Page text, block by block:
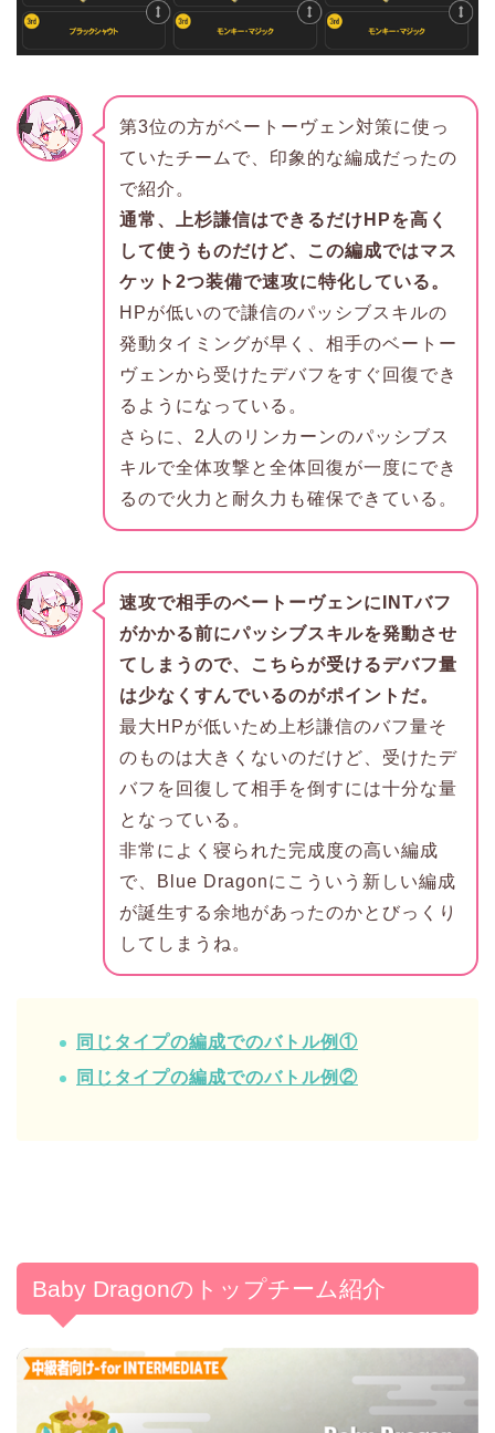
第3位の方がベートーヴェン対策に使っ
ていたチームで、印象的な編成だったの
で紹介。
通常、上杉謙信はできるだけHPを高く
して使うものだけど、この編成ではマス
ケット2つ装備で速攻に特化している。
HPが低いので謙信のパッシブスキルの
発動タイミングが早く、相手のベートー
ヴェンから受けたデバフをすぐ回復でき
るようになっている。
さらに、2人のリンカーンのパッシブス
キルで全体攻撃と全体回復が一度にでき
るので火力と耐久力も確保できている。
速攻で相手のベートーヴェンにINTバフ
がかかる前にパッシブスキルを発動させ
てしまうので、こちらが受けるデバフ量
は少なくすんでいるのがポイントだ。
最大HPが低いため上杉謙信のバフ量そ
のものは大きくないのだけど、受けたデ
バフを回復して相手を倒すには十分な量
となっている。
非常によく寝られた完成度の高い編成
で、Blue Dragonにこういう新しい編成
が誕生する余地があったのかとびっくり
してしまうね。
同じタイプの編成でのバトル例①
同じタイプの編成でのバトル例②
Baby Dragonのトップチーム紹介